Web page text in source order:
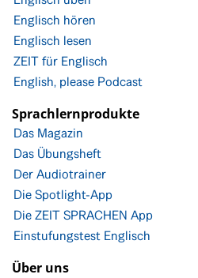
Englisch hören
Englisch lesen
ZEIT für Englisch
English, please Podcast
Sprachlernprodukte
Das Magazin
Das Übungsheft
Der Audiotrainer
Die Spotlight-App
Die ZEIT SPRACHEN App
Einstufungstest Englisch
Über uns